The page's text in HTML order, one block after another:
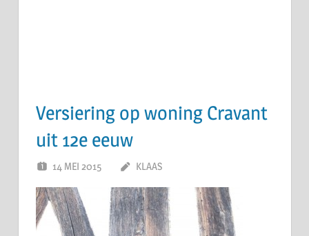
Versiering op woning Cravant
uit 12e eeuw
14 MEI 2015 KLAAS